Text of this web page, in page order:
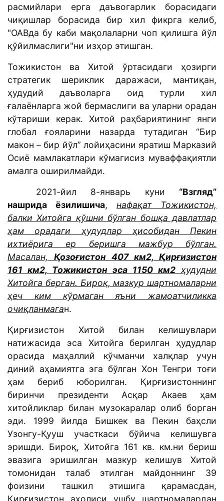
расмийлари ерга даъвогарлик борасидаги
чиқишлар борасида бир хил фикрга келиб,
"ОАВда бу каби мақолаларни чоп қилишга йўл
қўйилмаслиги"ни изҳор этишган.
Тожикистон ва Хитой ўртасидаги ҳозирги
стратегик шериклик даражаси, мантиқан,
ҳудудий даъволарга оид турли хил
ғалаёнларга жой бермаслиги ва уларни орадан
кўтариши керак. Хитой раҳбариятининг янги
глобал ғояларини назарда тутадиган “Бир
макон – бир йўл” лойиҳасини яратиш Марказий
Осиё мамлакатлари кўмагисиз муваффақиятли
амалга оширилмайди.
2021-йил 8-январь куни “Взгляд”
нашрида ёзилишича, нафақат Тожикистон,
балки Хитойга қўшни бўлган бошқа давлатлар
ҳам орадаги ҳудудлар ҳисобидан Пекин
ихтиёрига ер беришга мажбур бўлган.
Масалан,Қозоғистон 407 км2, Қирғизистон
161 км2, Тожикистон эса 1150 км2ҳудудни
Хитойга берган. Бироқ, мазкур шартномаларни
ҳеч ким кўрмаган яъни жамоатчиликка
очиқланмаган.
Қирғизистон Хитой билан келишувлари
натижасида эса Хитойга берилган ҳудудлар
орасида маҳаллий кўчманчи халқлар учун
диний аҳамиятга эга бўлган Хон Тенгри тоғи
ҳам бериб юборилган. Қирғизистоннинг
биринчи президенти Асқар Акаев ҳам
хитойликлар билан музокаралар олиб борган
эди. 1999 йилда Бишкек ва Пекин баҳсли
Узонгу-Қууш участкаси бўйича келишувга
эришди. Бироқ, Хитойга 161 кв. км.ни бериш
эвазига эришилган мазкур келишув Хитой
томонидан талаб этилган майдоннинг 39
фоизини ташкил этишига қарамасдан,
Қирғизистон аҳолиси ушбу шартномалардан